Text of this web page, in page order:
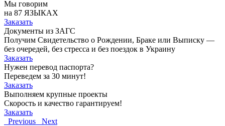
Мы говорим
на 87 ЯЗЫКАХ
Заказать
Документы из ЗАГС
Получим Свидетельство о Рождении, Браке или Выписку —
без очередей, без стресса и без поездок в Украину
Заказать
Нужен перевод паспорта?
Переведем за 30 минут!
Заказать
Выполняем крупные проекты
Скорость и качество гарантируем!
Заказать
Previous
Next